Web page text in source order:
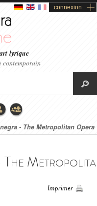
connexion
lyrique
contemporain
- The Metropolitan Opera
Imprimer